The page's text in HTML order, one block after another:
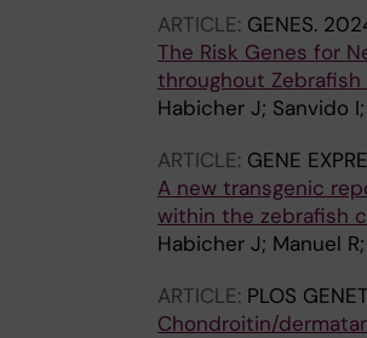
ARTICLE: GENES.
The Risk Genes for
throughout
Habicher J; Sanvido
ARTICLE: GENE
A new transgenic
within the zebrafish
Habicher J; Manuel
ARTICLE: PLOS
Chondroitin/